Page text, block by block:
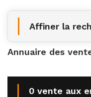
Affiner la
Annuaire des
0 vente aux